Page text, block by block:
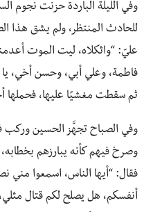
وفي الليلة الباردة حزنت نجوم
للحادث المنتظر، ولم يشق
عليّ: “واثكلاه، ليت الموت
فاطمة، وعلي أبي، وحسن أخي، يا
ثم سقطت مغشيًا عليها، فحملها
وفي الصباح تجهَّز الحسين
وصرخ فيهم كأنه يبارزهم
فقال: “أيها الناس، اسمعوا مني
أنفسكم، هل يصلح لكم قتال